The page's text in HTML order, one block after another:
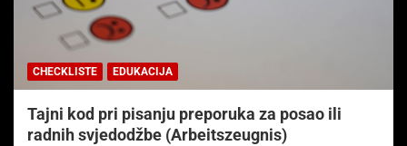
CHECKLISTE EDUKACIJA
Tajni kod pri pisanju preporuka za posao ili
radnih svjedodžbe (Arbeitszeugnis)